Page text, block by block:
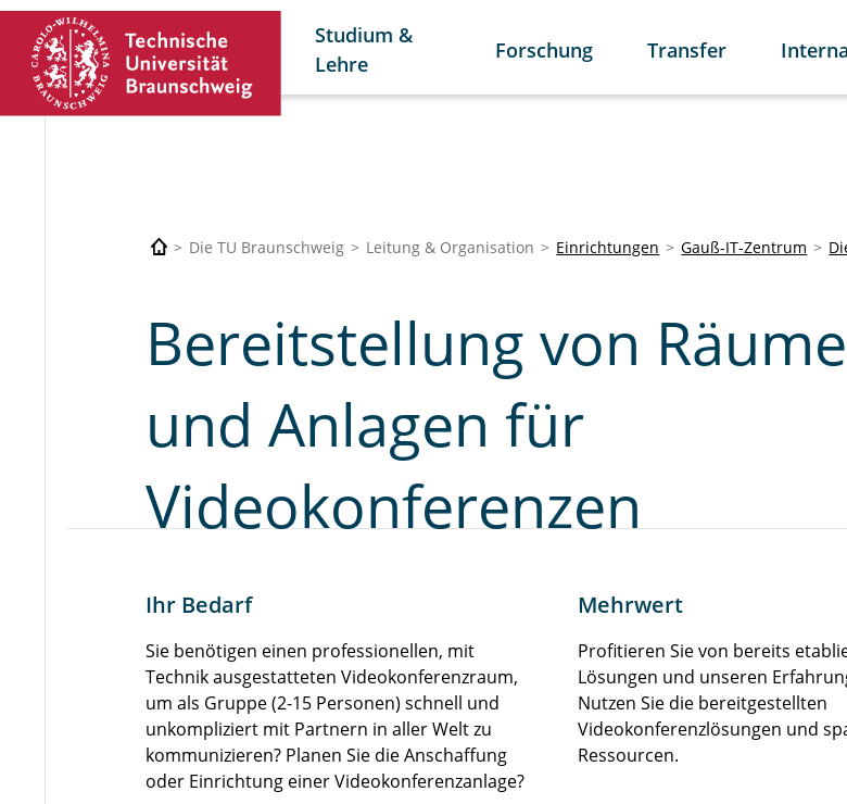
Studium &
Lehre
Forschung Transfer
Die TU Braunschweig Leitung & Organisation Einrichtungen Gauß-IT-Zentrum
Bereitstellung von
und Anlagen für
Videokonferenzen
Ihr Bedarf
Sie benötigen einen professionellen, mit
Technik ausgestatteten Videokonferenzraum,
um als Gruppe (2-15 Personen) schnell und
unkompliziert mit Partnern in aller Welt zu
kommunizieren? Planen Sie die Anschaffung
oder Einrichtung einer Videokonferenzanlage?
Mehrwert
Profitieren Sie von bereits
Lösungen und unseren
Nutzen Sie die bereitgestellten
Videokonferenzlösungen und
Ressourcen.